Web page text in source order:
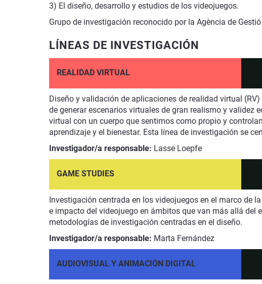
3) El diseño, desarrollo y estudios de los videojuegos.
Grupo de investigación reconocido por la Agència de
LÍNEAS DE INVESTIGACIÓN
REALIDAD VIRTUAL
Diseño y validación de aplicaciones de realidad virtual
de generar escenarios virtuales de gran realismo y validez
virtual con un cuerpo que sentimos como propio y
aprendizaje y el bienestar. Esta línea de investigación se
Investigador/a responsable: Lasse Loepfe
GAME STUDIES
Investigación centrada en los videojuegos en el marco de
e impacto del videojuego en ámbitos que van más allá del
metodologías de investigación centradas en el diseño.
Investigador/a responsable: Marta Fernández
AUDIOVISUAL Y ANIMACIÓN DIGITAL